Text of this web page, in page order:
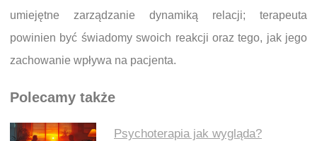
umiejętne zarządzanie dynamiką relacji; terapeuta
powinien być świadomy swoich reakcji oraz tego, jak jego
zachowanie wpływa na pacjenta.
Polecamy także
Psychoterapia jak wygląda?